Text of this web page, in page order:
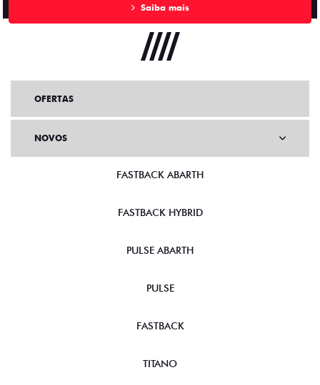
Saiba mais
OFERTAS
NOVOS
FASTBACK ABARTH
FASTBACK HYBRID
PULSE ABARTH
PULSE
FASTBACK
TITANO